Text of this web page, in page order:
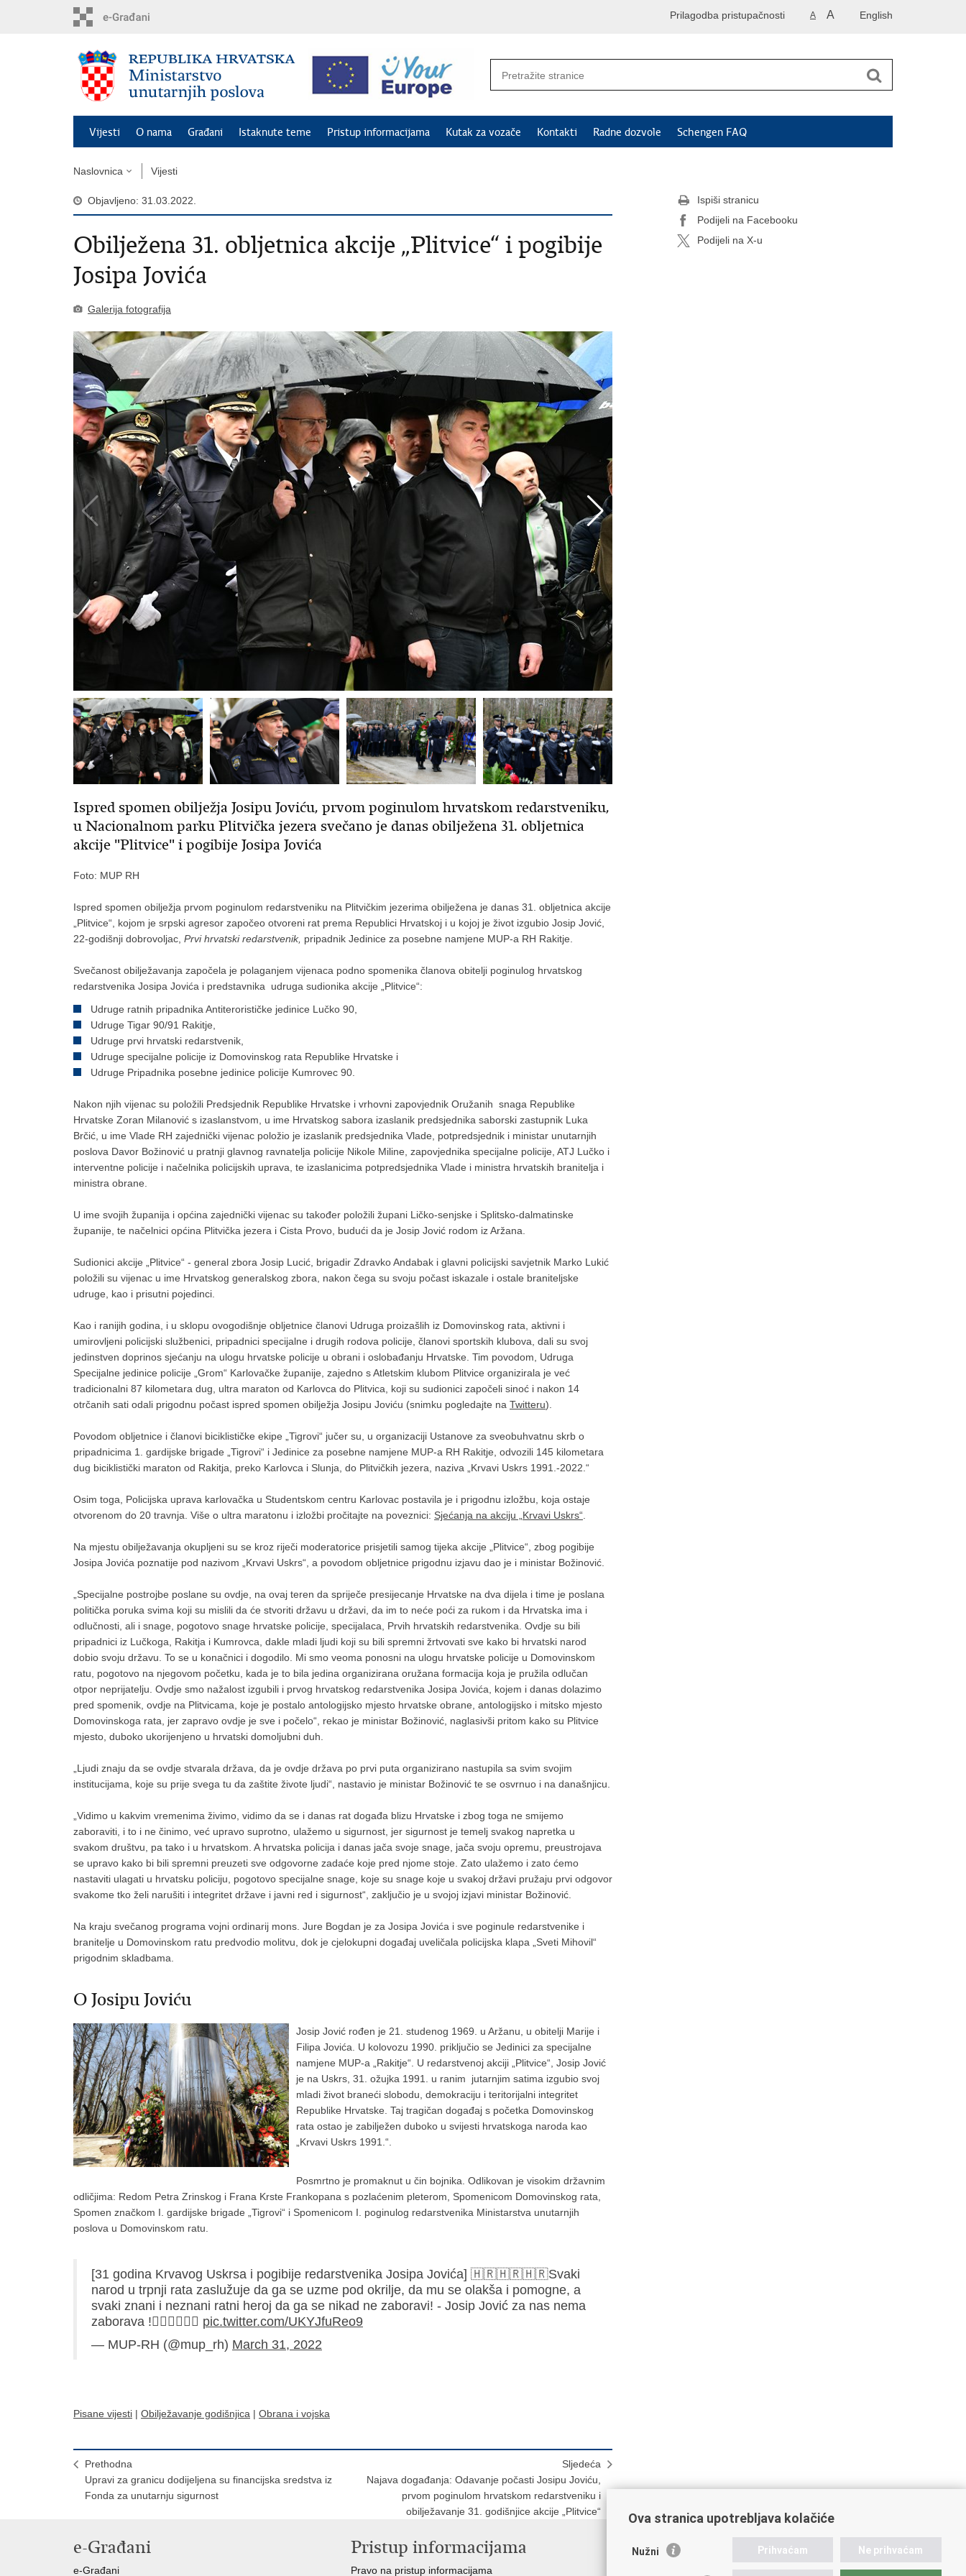
English
A A
Prilagodba pristupačnosti
Vijesti O nama Građani Istaknute teme Pristup informacijama Kutak za vozače Kontakti Radne dozvole Schengen FAQ
Naslovnica Vijesti
Objavljeno: 31.03.2022.
Obilježena 31. obljetnica akcije „Plitvice“ i pogibije
Josipa Jovića
Galerija fotografija
Ispred spomen obilježja Josipu Joviću, prvom poginulom hrvatskom redarstveniku,
u Nacionalnom parku Plitvička jezera svečano je danas obilježena 31. obljetnica
akcije "Plitvice" i pogibije Josipa Jovića
Foto: MUP RH
Ispred spomen obilježja prvom poginulom redarstveniku na Plitvičkim jezerima obilježena je danas 31. obljetnica akcije
„Plitvice“, kojom je srpski agresor započeo otvoreni rat prema Republici Hrvatskoj i u kojoj je život izgubio Josip Jović,
22-godišnji dobrovoljac, Prvi hrvatski redarstvenik, pripadnik Jedinice za posebne namjene MUP-a RH Rakitje.
Svečanost obilježavanja započela je polaganjem vijenaca podno spomenika članova obitelji poginulog hrvatskog
redarstvenika Josipa Jovića i predstavnika udruga sudionika akcije „Plitvice“:
Udruge ratnih pripadnika Antiterorističke jedinice Lučko 90,
Udruge Tigar 90/91 Rakitje,
Udruge prvi hrvatski redarstvenik,
Udruge specijalne policije iz Domovinskog rata Republike Hrvatske i
Udruge Pripadnika posebne jedinice policije Kumrovec 90.
Nakon njih vijenac su položili Predsjednik Republike Hrvatske i vrhovni zapovjednik Oružanih snaga Republike
Hrvatske Zoran Milanović s izaslanstvom, u ime Hrvatskog sabora izaslanik predsjednika saborski zastupnik Luka
Brčić, u ime Vlade RH zajednički vijenac položio je izaslanik predsjednika Vlade, potpredsjednik i ministar unutarnjih
poslova Davor Božinović u pratnji glavnog ravnatelja policije Nikole Miline, zapovjednika specijalne policije, ATJ Lučko i
interventne policije i načelnika policijskih uprava, te izaslanicima potpredsjednika Vlade i ministra hrvatskih branitelja i
ministra obrane.
U ime svojih županija i općina zajednički vijenac su također položili župani Ličko-senjske i Splitsko-dalmatinske
županije, te načelnici općina Plitvička jezera i Cista Provo, budući da je Josip Jović rodom iz Aržana.
Sudionici akcije „Plitvice“ - general zbora Josip Lucić, brigadir Zdravko Andabak i glavni policijski savjetnik Marko Lukić
položili su vijenac u ime Hrvatskog generalskog zbora, nakon čega su svoju počast iskazale i ostale braniteljske
udruge, kao i prisutni pojedinci.
Kao i ranijih godina, i u sklopu ovogodišnje obljetnice članovi Udruga proizašlih iz Domovinskog rata, aktivni i
umirovljeni policijski službenici, pripadnici specijalne i drugih rodova policije, članovi sportskih klubova, dali su svoj
jedinstven doprinos sjećanju na ulogu hrvatske policije u obrani i oslobađanju Hrvatske. Tim povodom, Udruga
Specijalne jedinice policije „Grom“ Karlovačke županije, zajedno s Atletskim klubom Plitvice organizirala je već
tradicionalni 87 kilometara dug, ultra maraton od Karlovca do Plitvica, koji su sudionici započeli sinoć i nakon 14
otrčanih sati odali prigodnu počast ispred spomen obilježja Josipu Joviću (snimku pogledajte na Twitteru).
Povodom obljetnice i članovi biciklističke ekipe „Tigrovi“ jučer su, u organizaciji Ustanove za sveobuhvatnu skrb o
pripadnicima 1. gardijske brigade „Tigrovi“ i Jedinice za posebne namjene MUP-a RH Rakitje, odvozili 145 kilometara
dug biciklistički maraton od Rakitja, preko Karlovca i Slunja, do Plitvičkih jezera, naziva „Krvavi Uskrs 1991.-2022.“
Osim toga, Policijska uprava karlovačka u Studentskom centru Karlovac postavila je i prigodnu izložbu, koja ostaje
otvorenom do 20 travnja. Više o ultra maratonu i izložbi pročitajte na poveznici: Sjećanja na akciju „Krvavi Uskrs“
Na mjestu obilježavanja okupljeni su se kroz riječi moderatorice prisjetili samog tijeka akcije „Plitvice“, zbog pogibije
Josipa Jovića poznatije pod nazivom „Krvavi Uskrs“, a povodom obljetnice prigodnu izjavu dao je i ministar Božinović.
„Specijalne postrojbe poslane su ovdje, na ovaj teren da spriječe presijecanje Hrvatske na dva dijela i time je poslana
politička poruka svima koji su mislili da će stvoriti državu u državi, da im to neće poći za rukom i da Hrvatska ima i
odlučnosti, ali i snage, pogotovo snage hrvatske policije, specijalaca, Prvih hrvatskih redarstvenika. Ovdje su bili
pripadnici iz Lučkoga, Rakitja i Kumrovca, dakle mladi ljudi koji su bili spremni žrtvovati sve kako bi hrvatski narod
dobio svoju državu. To se u konačnici i dogodilo. Mi smo veoma ponosni na ulogu hrvatske policije u Domovinskom
ratu, pogotovo na njegovom početku, kada je to bila jedina organizirana oružana formacija koja je pružila odlučan
otpor neprijatelju. Ovdje smo nažalost izgubili i prvog hrvatskog redarstvenika Josipa Jovića, kojem i danas dolazimo
pred spomenik, ovdje na Plitvicama, koje je postalo antologijsko mjesto hrvatske obrane, antologijsko i mitsko mjesto
Domovinskoga rata, jer zapravo ovdje je sve i počelo“, rekao je ministar Božinović, naglasivši pritom kako su Plitvice
mjesto, duboko ukorijenjeno u hrvatski domoljubni duh.
„Ljudi znaju da se ovdje stvarala država, da je ovdje država po prvi puta organizirano nastupila sa svim svojim
institucijama, koje su prije svega tu da zaštite živote ljudi“, nastavio je ministar Božinović te se osvrnuo i na današnjicu.
„Vidimo u kakvim vremenima živimo, vidimo da se i danas rat događa blizu Hrvatske i zbog toga ne smijemo
zaboraviti, i to i ne činimo, već upravo suprotno, ulažemo u sigurnost, jer sigurnost je temelj svakog napretka u
svakom društvu, pa tako i u hrvatskom. A hrvatska policija i danas jača svoje snage, jača svoju opremu, preustrojava
se upravo kako bi bili spremni preuzeti sve odgovorne zadaće koje pred njome stoje. Zato ulažemo i zato ćemo
nastaviti ulagati u hrvatsku policiju, pogotovo specijalne snage, koje su snage koje u svakoj državi pružaju prvi odgovor
svakome tko želi narušiti i integritet države i javni red i sigurnost“, zaključio je u svojoj izjavi ministar Božinović.
Na kraju svečanog programa vojni ordinarij mons. Jure Bogdan je za Josipa Jovića i sve poginule redarstvenike i
branitelje u Domovinskom ratu predvodio molitvu, dok je cjelokupni događaj uveličala policijska klapa „Sveti Mihovil“
prigodnim skladbama.
O Josipu Joviću
Josip Jović rođen je 21. studenog 1969. u Aržanu, u obitelji Marije i
Filipa Jovića. U kolovozu 1990. priključio se Jedinici za specijalne
namjene MUP-a „Rakitje“. U redarstvenoj akciji „Plitvice“, Josip Jović
je na Uskrs, 31. ožujka 1991. u ranim jutarnjim satima izgubio svoj
mladi život braneći slobodu, demokraciju i teritorijalni integritet
Republike Hrvatske. Taj tragičan događaj s početka Domovinskog
rata ostao je zabilježen duboko u svijesti hrvatskoga naroda kao
„Krvavi Uskrs 1991.“.
Posmrtno je promaknut u čin bojnika. Odlikovan je visokim državnim
odličjima: Redom Petra Zrinskog i Frana Krste Frankopana s pozlaćenim pleterom, Spomenicom Domovinskog rata,
Spomen značkom I. gardijske brigade „Tigrovi“ i Spomenicom I. poginulog redarstvenika Ministarstva unutarnjih
poslova u Domovinskom ratu.
[31 godina Krvavog Uskrsa i pogibije redarstvenika Josipa Jovića] 🇭🇷🇭🇷🇭🇷Svaki
narod u trpnji rata zaslužuje da ga se uzme pod okrilje, da mu se olakša i pomogne, a
svaki znani i neznani ratni heroj da ga se nikad ne zaboravi! - Josip Jović za nas nema
zaborava !👮🏻‍♂️👮🏻‍♀️ pic.twitter.com/UKYJfuReo9
— MUP-RH (@mup_rh) March 31, 2022
Pisane vijesti | Obilježavanje godišnjica | Obrana i vojska
Prethodna
Upravi za granicu dodijeljena su financijska sredstva iz
Fonda za unutarnju sigurnost
Sljedeća
Najava događanja: Odavanje počasti Josipu Joviću,
prvom poginulom hrvatskom redarstveniku i
obilježavanje 31. godišnjice akcije „Plitvice“
Ispiši stranicu
Podijeli na Facebooku
Podijeli na X-u
e-Građani
e-Građani
Pristup informacijama
Pravo na pristup informacijama
Važne poveznice
Ova stranica upotrebljava kolačiće
Nužni Prihvaćam Ne prihvaćam